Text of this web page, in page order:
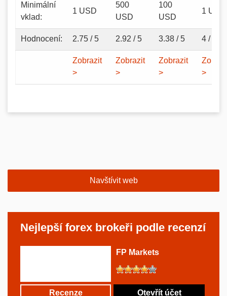
Minimální
vklad:
1 USD
500
USD
100
USD
1 USD
Hodnocení: 2.75 / 5 2.92 / 5 3.38 / 5 4 / 5
Zobrazit
>
Zobrazit
>
Zobrazit
>
>
Navštívit web
Nejlepší forex brokeři podle recenzí
FP Markets
Recenze Otevřít účet